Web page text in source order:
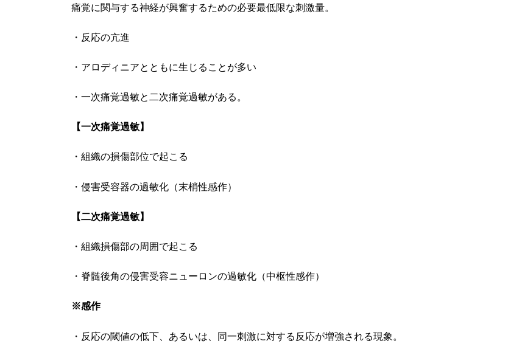
痛覚に関与する神経が興奮するための必要最低限な刺激量。
・反応の亢進
・アロディニアとともに生じることが多い
・一次痛覚過敏と二次痛覚過敏がある。
【一次痛覚過敏】
・組織の損傷部位で起こる
・侵害受容器の過敏化（末梢性感作）
【二次痛覚過敏】
・組織損傷部の周囲で起こる
・脊髄後角の侵害受容ニューロンの過敏化（中枢性感作）
※感作
・反応の閾値の低下、あるいは、同一刺激に対する反応が増強される現象。